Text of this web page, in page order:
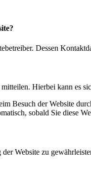
Dessen
Hierbei kann es
Besuch der Website
sobald Sie diese
Website zu